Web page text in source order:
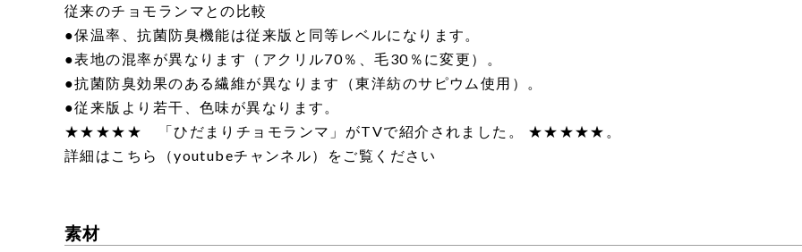
従来のチョモランマとの比較
●保温率、抗菌防臭機能は従来版と同等レベルになります。
●表地の混率が異なります（アクリル70％、毛30％に変更）。
●抗菌防臭効果のある繊維が異なります（東洋紡のサピウム使用）。
●従来版より若干、色味が異なります。
★★★★★ 「ひだまりチョモランマ」がTVで紹介されました。 ★★★★★。
詳細は こちら（youtubeチャンネル） をご覧ください
素材